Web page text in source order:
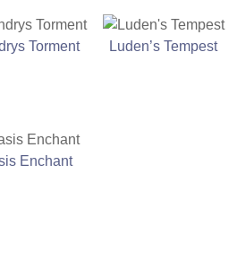
Torment Luden’s Tempest
Enchant